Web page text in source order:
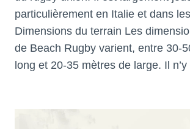
particulièrement en Italie et dans
Dimensions du terrain Les
de Beach Rugby varient, entre 30-
long et 20-35 mètres de large. Il